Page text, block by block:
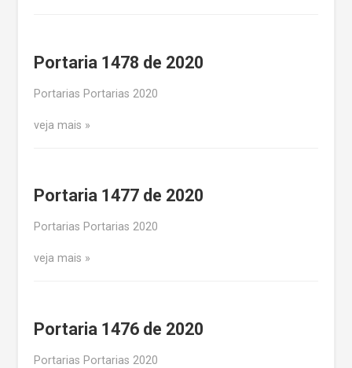
Portaria 1478 de 2020
Portarias Portarias 2020
veja mais
Portaria 1477 de 2020
Portarias Portarias 2020
veja mais
Portaria 1476 de 2020
Portarias Portarias 2020